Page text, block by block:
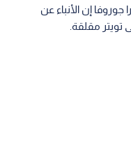
جوروفا إن الأنباء عن
تويتر مقلقة.